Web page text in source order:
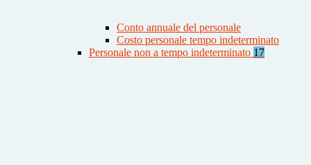
Conto annuale del personale
Costo personale tempo indeterminato
Personale non a tempo indeterminato 17